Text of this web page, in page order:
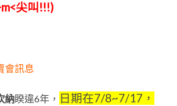
尖叫!!!)
會訊息
納睽違6年， 日期在7/8~7/17，